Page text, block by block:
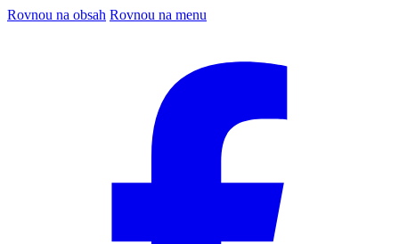
Rovnou na obsah Rovnou na menu